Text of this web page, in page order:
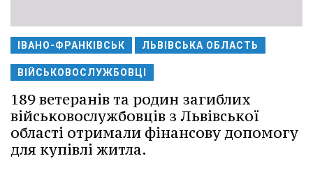
ІВАНО-ФРАНКІВСЬК ЛЬВІВСЬКА ОБЛАСТЬ
ВІЙСЬКОВОСЛУЖБОВЦІ
189 ветеранів та родин загиблих
військовослужбовців з Львівської
області отримали фінансову допомогу
для купівлі житла.